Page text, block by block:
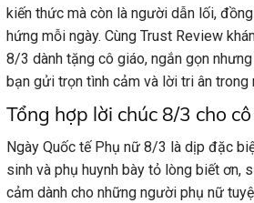
kiến thức mà còn là người dẫn lối,
hứng mỗi ngày. Cùng Trust Review
8/3 dành tặng cô giáo, ngắn gọn
bạn gửi trọn tình cảm và lời tri ân trong
Tổng hợp lời chúc 8/3 cho
Ngày Quốc tế Phụ nữ 8/3 là dịp đặc
sinh và phụ huynh bày tỏ lòng biết ơn,
cảm dành cho những người phụ nữ